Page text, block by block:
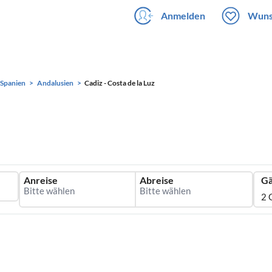
Anmelden
Spanien Andalusien Cadiz - Costa de la Luz
Anreise Abreise
2